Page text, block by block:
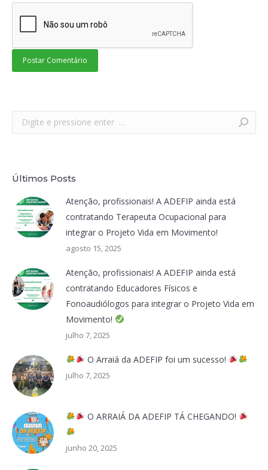
Postar Comentário
Search:
Últimos Posts
Atenção, profissionais! A ADEFIP ainda está
contratando Terapeuta Ocupacional para
integrar o Projeto Vida em Movimento!
agosto 15, 2025
Atenção, profissionais! A ADEFIP ainda está
contratando Educadores Físicos e
Fonoaudiólogos para integrar o Projeto Vida em
Movimento!
julho 7, 2025
O Arraiá da ADEFIP foi um sucesso!
julho 7, 2025
O ARRAIÁ DA ADEFIP TÁ CHEGANDO!
junho 20, 2025